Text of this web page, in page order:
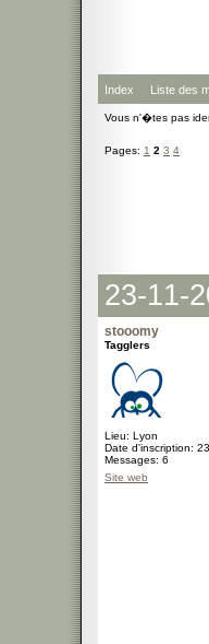
Index Liste des
Vous n'�tes pas
Pages: 1 2 3 4
23-11-
stooomy
Tagglers
Lieu: Lyon
Date d'inscription:
Messages: 6
Site web